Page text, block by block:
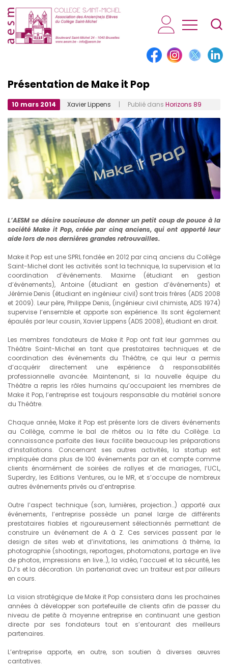
AESM...
Présentation de Make it Pop
10 mars 2014 Xavier Lippens | Publié dans Horizons 89
L’AESM se désire soucieuse de donner un petit coup de pouce à la
société Make it Pop, créée par cinq anciens, qui ont apporté leur
aide lors de nos dernières grandes retrouvailles.
Make it Pop est une SPRL fondée en 2012 par cinq anciens du Collège
Saint-Michel dont les activités sont la technique, la supervision et la
coordination d’événements. Maxime (étudiant en gestion
d’événements), Antoine (étudiant en gestion d’événements) et
Jérémie Denis (étudiant en ingénieur civil) sont trois frères (ADS 2008
et 2009). Leur père, Philippe Denis, (ingénieur civil chimiste, ADS 1974)
supervise l’ensemble et apporte son expérience. Ils sont également
épaulés par leur cousin, Xavier Lippens (ADS 2008), étudiant en droit.
Les membres fondateurs de Make it Pop ont fait leur gammes au
Théâtre Saint-Michel en tant que prestataires techniques et de
coordination des événements du Théâtre, ce qui leur a permis
d’acquérir directement une expérience à responsabilités
professionnelle avancée. Maintenant, si la nouvelle équipe du
Théâtre a repris les rôles humains qu’occupaient les membres de
Make it Pop, l’entreprise est toujours responsable du matériel sonore
du Théâtre.
Chaque année, Make it Pop est présente lors de divers événements
au Collège, comme le bal de rhétos ou la fête du Collège. La
connaissance parfaite des lieux facilite beaucoup les préparations
d’installations. Concernant ses autres activités, la startup est
impliquée dans plus de 100 événements par an et compte comme
clients énormément de soirées de rallyes et de mariages, l’UCL,
Superdry, les Editions Ventures, ou le MR, et s’occupe de nombreux
autres événements privés ou d’entreprise.
Outre l’aspect technique (son, lumières, projection…) apporté aux
événements, l’entreprise possède un panel large de différents
prestataires fiables et rigoureusement sélectionnés permettant de
construire un événement de A à Z. Ces services passent par le
design de sites web et d’invitations, les animations à thème, la
photographie (shootings, reportages, photomatons, partage en live
de photos, impressions en live…), la vidéo, l’accueil et la sécurité, les
DJ’s et la décoration. Un partenariat avec un traiteur est par ailleurs
en cours.
La vision stratégique de Make it Pop consistera dans les prochaines
années à développer son portefeuille de clients afin de passer du
niveau de petite à moyenne entreprise en continuant une gestion
directe par ses fondateurs tout en s’entourant des meilleurs
partenaires.
L’entreprise apporte, en outre, son soutien à diverses œuvres
caritatives.